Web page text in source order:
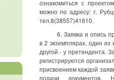
ознакомиться с
можно по адресу: г.
тел.8(38557)41610.
6. Заявка и опись
в 2 экземплярах, один из
другой - у претендента.
регистрируются
присвоением каждой
подачи документов.